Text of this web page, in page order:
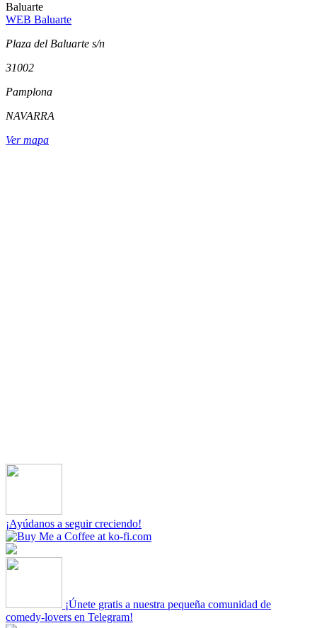
Baluarte
WEB Baluarte
Plaza del Baluarte s/n
31002
Pamplona
NAVARRA
Ver mapa
¡Ayúdanos a seguir creciendo!
¡Únete gratis a nuestra pequeña comunidad de
comedy-lovers en Telegram!